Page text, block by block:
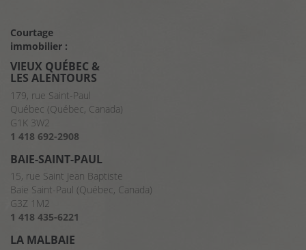
Courtage
immobilier :
VIEUX QUÉBEC &
LES ALENTOURS
179, rue Saint-Paul
Québec (Québec, Canada)
G1K 3W2
1 418 692-2908
BAIE-SAINT-PAUL
15, rue Saint Jean Baptiste
Baie Saint-Paul (Québec, Canada)
G3Z 1M2
1 418 435-6221
LA MALBAIE